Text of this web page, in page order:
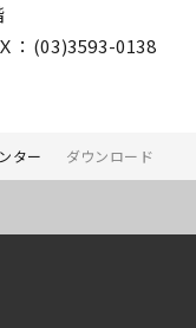
：(03)3593-0138
ター ダウンロード